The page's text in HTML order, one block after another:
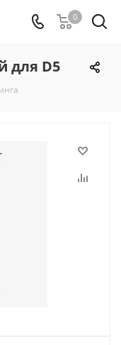
0
для D5